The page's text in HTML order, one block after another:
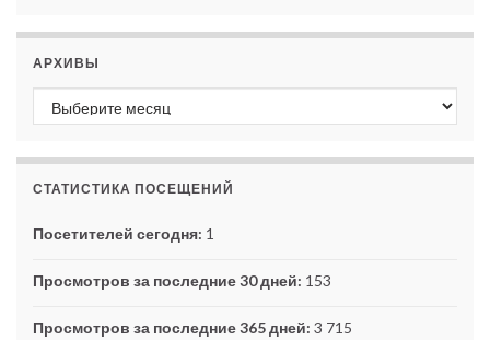
АРХИВЫ
Архивы
СТАТИСТИКА ПОСЕЩЕНИЙ
Посетителей сегодня: 1
Просмотров за последние 30 дней: 153
Просмотров за последние 365 дней: 3 715